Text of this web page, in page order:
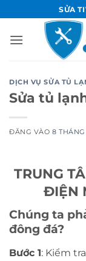
qua
nội
SỬA
DỊCH VỤ SỬA TỦ
Sửa tủ
ĐĂNG VÀO8 THÁNG
TRUNG
ĐIỆN
Chúng ta
đông đá?
Bước 1: Kiểm